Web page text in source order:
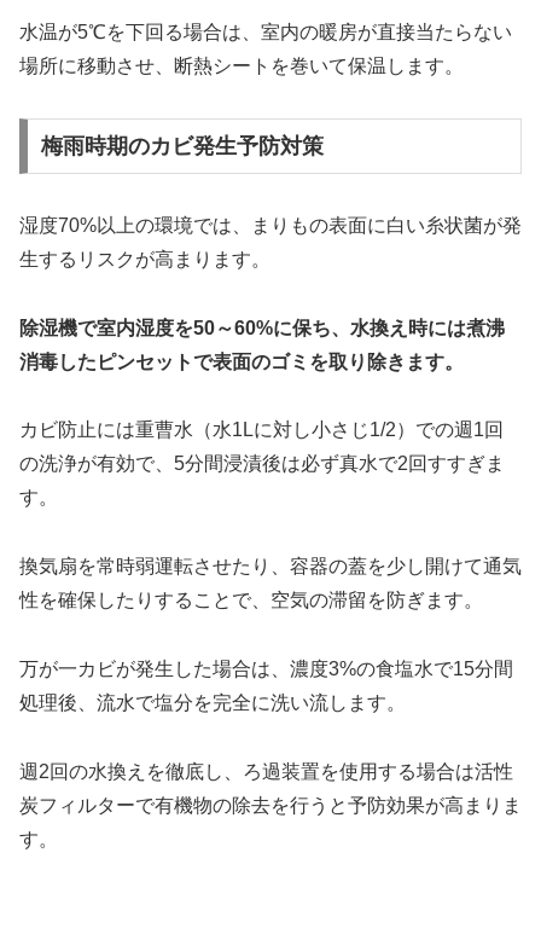
水温が5℃を下回る場合は、室内の暖房が直接当たらない
場所に移動させ、断熱シートを巻いて保温します。
梅雨時期のカビ発生予防対策
湿度70%以上の環境では、まりもの表面に白い糸状菌が発
生するリスクが高まります。
除湿機で室内湿度を50～60%に保ち、水換え時には煮沸
消毒したピンセットで表面のゴミを取り除きます。
カビ防止には重曹水（水1Lに対し小さじ1/2）での週1回
の洗浄が有効で、5分間浸漬後は必ず真水で2回すすぎま
す。
換気扇を常時弱運転させたり、容器の蓋を少し開けて通気
性を確保したりすることで、空気の滞留を防ぎます。
万が一カビが発生した場合は、濃度3%の食塩水で15分間
処理後、流水で塩分を完全に洗い流します。
週2回の水換えを徹底し、ろ過装置を使用する場合は活性
炭フィルターで有機物の除去を行うと予防効果が高まりま
す。